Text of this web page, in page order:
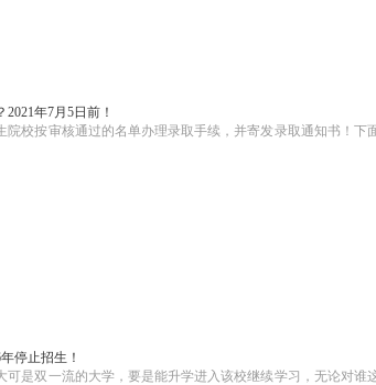
年7月5日前！
校按审核通过的名单办理录取手续，并寄发录取通知书！下
停止招生！
是双一流的大学，要是能升学进入该校继续学习，无论对谁